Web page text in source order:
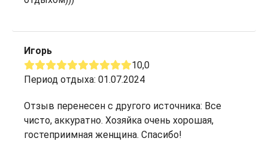
Игорь
10,0
Период отдыха: 01.07.2024
Отзыв перенесен с другого источника: Все
чисто, аккуратно. Хозяйка очень хорошая,
гостеприимная женщина. Спасибо!